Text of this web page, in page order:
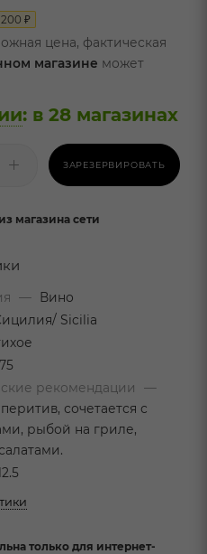
200 ₽
цена, фактическая
магазине может
: в 28 магазинах
ЗАРЕЗЕРВИРОВАТЬ
магазина сети
—
Вино
Sicilia
рекомендации
—
сочетается с
рыбой на гриле,
только для интернет-